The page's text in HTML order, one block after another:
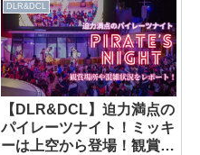
DLR&DCL
【DLR&DCL】迫力満点の
パイレーツナイト！ミッキ
ーは上空から登場！観賞場